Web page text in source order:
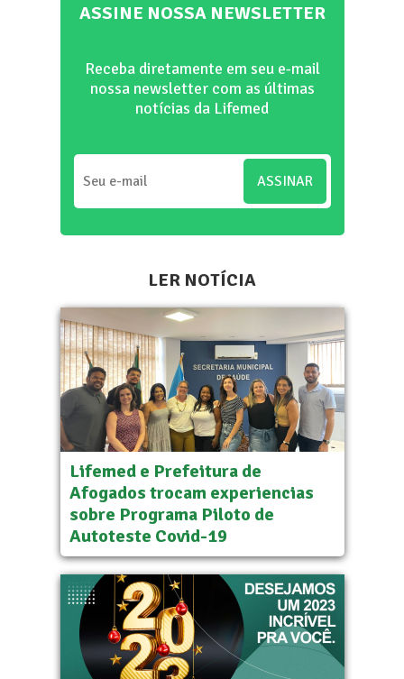
ASSINE NOSSA NEWSLETTER
Receba diretamente em seu e-mail
nossa newsletter com as últimas
notícias da Lifemed
ASSINAR
LER NOTÍCIA
Lifemed e Prefeitura de
Afogados trocam experiencias
sobre Programa Piloto de
Autoteste Covid-19